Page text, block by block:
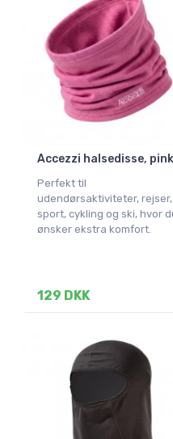
Accezzi halsedisse, pink
Perfekt til
udendørsaktiviteter, rejser,
sport, cykling og ski, hvor
ønsker ekstra komfort.
129 DKK